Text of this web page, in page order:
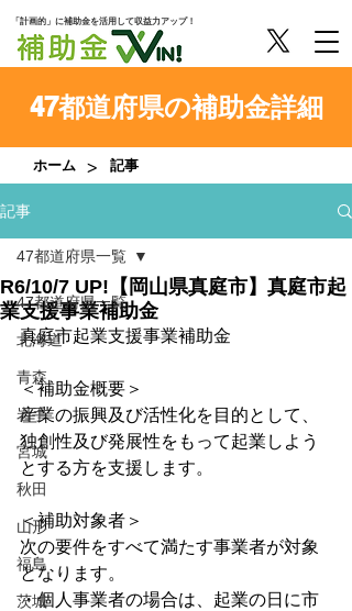
「計画的」に補助金を活用して収益力アップ！
47都道府県の補助金詳細
ホーム > 記事
記事
47都道府県一覧
北海道
青森
岩手
宮城
秋田
山形
福島
茨城
47都道府県一覧
R6/10/7 UP!【岡山県真庭市】真庭市起
業支援事業補助金
真庭市起業支援事業補助金
＜補助金概要＞
産業の振興及び活性化を目的として、
独創性及び発展性をもって起業しよう
とする方を支援します。
＜補助対象者＞
次の要件をすべて満たす事業者が対象
となります。
・個人事業者の場合は、起業の日に市